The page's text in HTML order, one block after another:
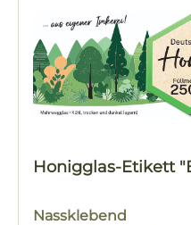
Honigglas-Etikett
Nassklebend